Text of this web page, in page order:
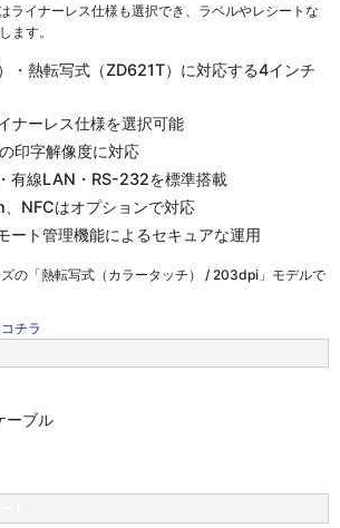
ライナーレス仕様も選択でき、ラベルやレシートな
ます。
・熱転写式（ZD621T）に対応する4インチ
ナーレス仕様を選択可能
印字解像度に対応
有線LAN・RS-232を標準搭載
NFCはオプションで対応
ト管理機能によるセキュアな運用
の「熱転写式（カラータッチ） / 203dpi」 モデルで
チラ
ーブル